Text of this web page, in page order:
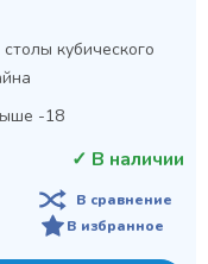
столы кубического
-18
✓ В наличии
В сравнение
В избранное